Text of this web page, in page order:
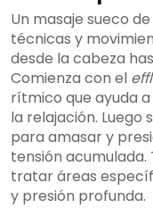
Un masaje sueco de
técnicas y
desde la cabeza
Comienza con el
rítmico que ayuda
la relajación. Luego
para amasar y
tensión acumulada.
tratar áreas
y presión profunda.